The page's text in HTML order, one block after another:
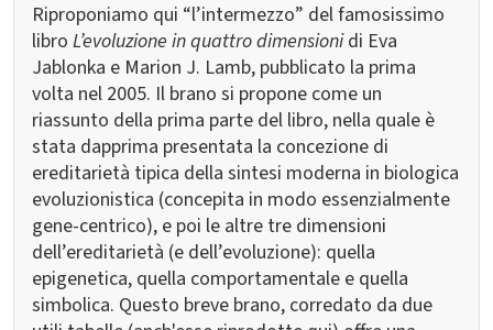
Riproponiamo qui “l’intermezzo” del famosissimo
libro L’evoluzione in quattro dimensionidi Eva
Jablonka e Marion J. Lamb, pubblicato la prima
volta nel 2005. Il brano si propone come un
riassunto della prima parte del libro, nella quale è
stata dapprima presentata la concezione di
ereditarietà tipica della sintesi moderna in biologica
evoluzionistica (concepita in modo essenzialmente
gene-centrico), e poi le altre tre dimensioni
dell’ereditarietà (e dell’evoluzione): quella
epigenetica, quella comportamentale e quella
simbolica. Questo breve brano, corredato da due